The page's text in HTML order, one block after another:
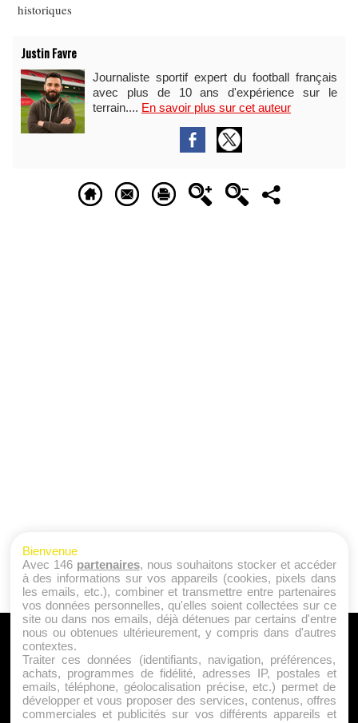
historiques
Justin Favre
Journaliste sportif expert du football français
avec plus de 10 ans d'expérience sur le
terrain.... En savoir plus sur cet auteur
A PROPOS
Qui sommes nous ?
Mentions Légales
Publicité
Bienvenue
Avec 146 partenaires, nous souhaitons stocker et accéder
à des informations sur vos appareils (cookies, pixels dans
les emails, etc.), combiner et transmettre entre partenaires
vos données personnelles, qu'elles soient collectées sur ce
site ou dans nos emails, déjà détenues par certains d'entre
nous ou obtenues ultérieurement, y compris dans d'autres
contextes.
Traiter ces données (identifiants, navigation, préférences,
achats, programmes de fidélité, adresses IP, postales et
emails, téléphone, géolocalisation précise, etc.) permet de
développer et vous proposer des services, contenus, offres
commerciales et publicités sur vos différents appareils et